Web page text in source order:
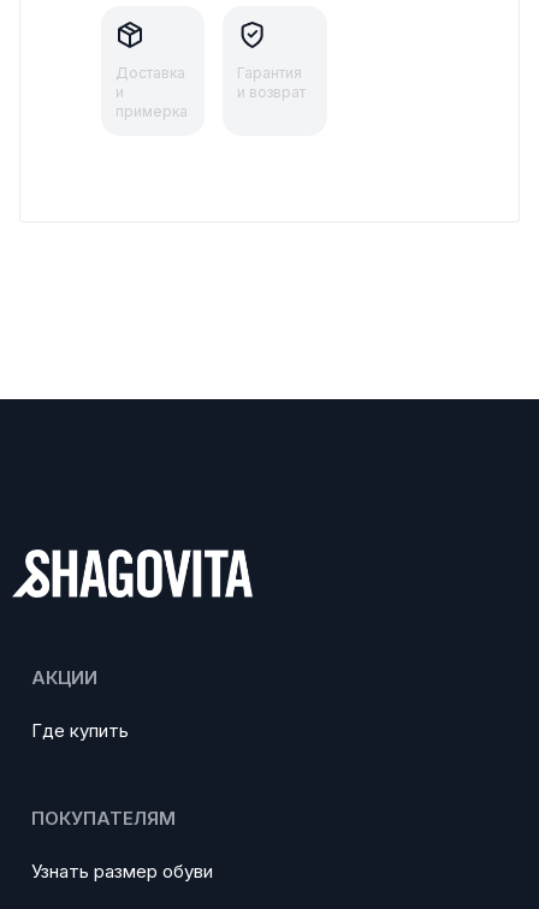
Доставка
и
примерка
Гарантия
и возврат
АКЦИИ
Где купить
ПОКУПАТЕЛЯМ
Узнать размер обуви